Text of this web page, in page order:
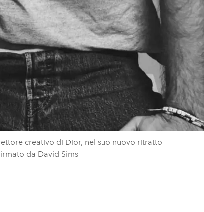
creativo di Dior, nel suo nuovo ritratto
da David Sims